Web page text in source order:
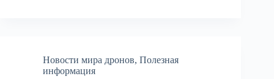
Новости мира дронов, Полезная
информация